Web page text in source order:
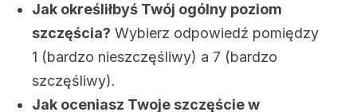
Jak określiłbyś Twój ogólny poziom
szczęścia? Wybierz odpowiedź pomiędzy
1 (bardzo nieszczęśliwy) a 7 (bardzo
szczęśliwy).
Jak oceniasz Twoje szczęście w